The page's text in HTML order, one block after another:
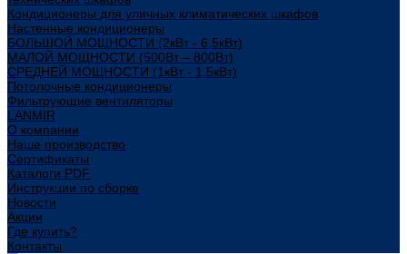
Кондиционеры для уличных климатических шкафов
Настенные кондиционеры
БОЛЬШОЙ МОЩНОСТИ (2кВт - 6,5кВт)
МАЛОЙ МОЩНОСТИ (500Вт – 800Вт)
СРЕДНЕЙ МОЩНОСТИ (1кВт - 1,5кВт)
Потолочные кондиционеры
Фильтрующие вентиляторы
LANMIR
О компании
Наше производство
Сертификаты
Каталоги PDF
Инструкции по сборке
Новости
Акции
Где купить?
Контакты